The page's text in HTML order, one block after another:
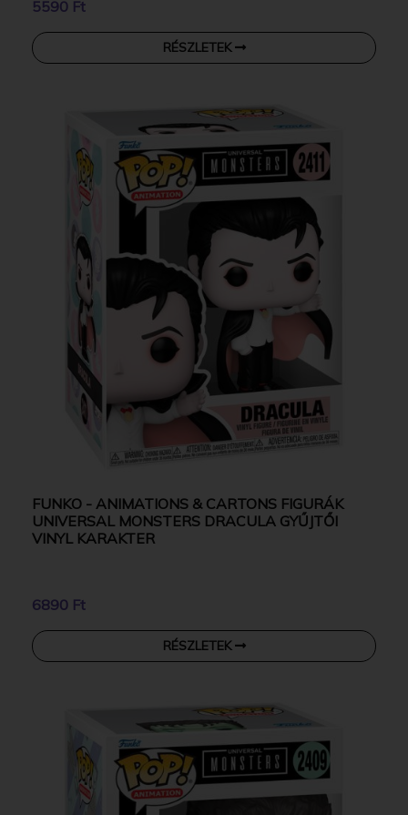
5590 Ft
RÉSZLETEK
FUNKO - ANIMATIONS & CARTONS FIGURÁK
UNIVERSAL MONSTERS DRACULA GYŰJTŐI
VINYL KARAKTER
6890 Ft
RÉSZLETEK